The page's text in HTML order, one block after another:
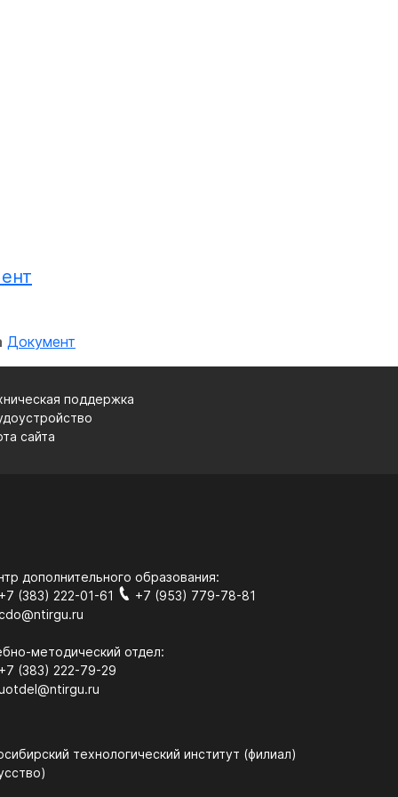
Документ
поддержка
сайта
дополнительного образования:
(383) 222-01-61
+7 (953) 779-78-81
методический отдел:
(383) 222-79-29
технологический институт (филиал)